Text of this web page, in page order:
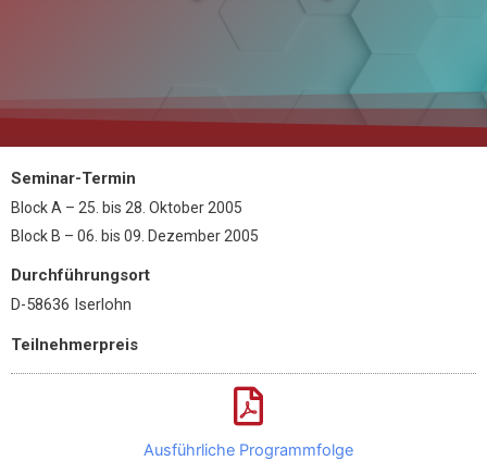
Seminar-Termin
Block A – 25. bis 28. Oktober 2005
Block B – 06. bis 09. Dezember 2005
Durchführungsort
D-58636 Iserlohn
Teilnehmerpreis
Ausführliche Programmfolge